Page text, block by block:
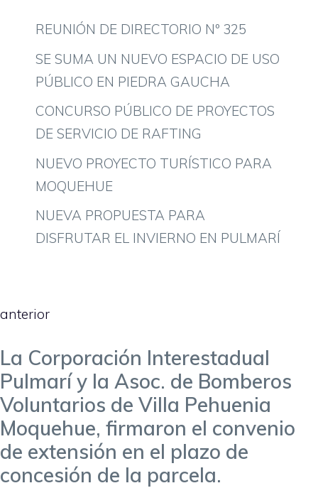
REUNIÓN DE DIRECTORIO Nº 325
SE SUMA UN NUEVO ESPACIO DE USO
PÚBLICO EN PIEDRA GAUCHA
CONCURSO PÚBLICO DE PROYECTOS
DE SERVICIO DE RAFTING
NUEVO PROYECTO TURÍSTICO PARA
MOQUEHUE
NUEVA PROPUESTA PARA
DISFRUTAR EL INVIERNO EN PULMARÍ
anterior
La Corporación Interestadual
Pulmarí y la Asoc. de Bomberos
Voluntarios de Villa Pehuenia
Moquehue, firmaron el convenio
de extensión en el plazo de
concesión de la parcela.